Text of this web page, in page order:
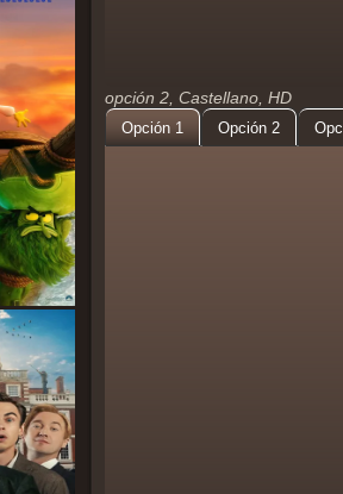
opción 2, Castellano, HD
Opción 1 Opción 2